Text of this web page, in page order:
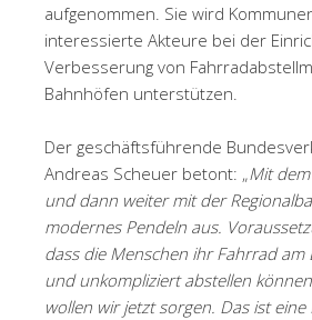
aufgenommen. Sie wird
interessierte Akteure bei der
Verbesserung von
Bahnhöfen unterstützen.
Der geschäftsführende
Andreas Scheuer betont: „Mit
und dann weiter mit der
modernes Pendeln aus.
dass die Menschen ihr Fahrrad am
und unkompliziert abstellen
wollen wir jetzt sorgen. Das ist eine